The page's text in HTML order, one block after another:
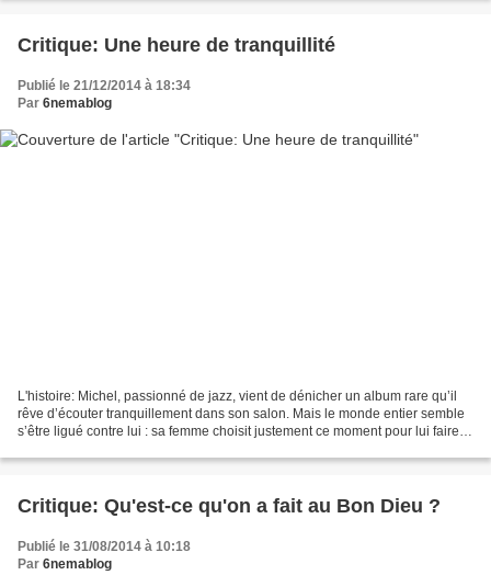
Critique: Une heure de tranquillité
Publié le 21/12/2014 à 18:34
Par 6nemablog
L'histoire: Michel, passionné de jazz, vient de dénicher un album rare qu’il
rêve d’écouter tranquillement dans son salon. Mais le monde entier semble
s’être ligué contre lui : sa femme choisit justement ce moment pour lui faire
Critique: Qu'est-ce qu'on a fait au Bon Dieu ?
Publié le 31/08/2014 à 10:18
Par 6nemablog